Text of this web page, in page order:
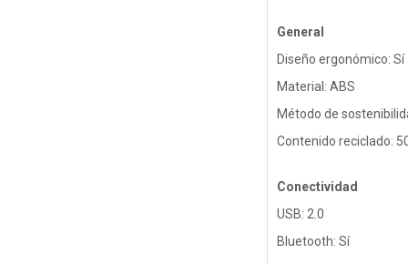
General
Diseño ergonómico: Sí
Material: ABS
Método de
Contenido reciclado:
Conectividad
USB: 2.0
Bluetooth: Sí